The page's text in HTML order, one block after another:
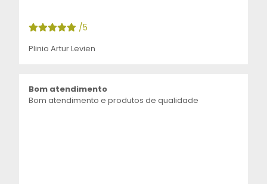
/5
Plinio Artur Levien
Bom atendimento
Bom atendimento e produtos de qualidade